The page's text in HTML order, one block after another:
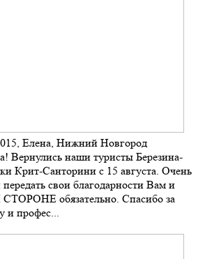
Елена, Нижний Новгород
Вернулись наши туристы Березина-
Крит-Санторини с 15 августа. Очень
свои благодарности Вам и
обязательно. Спасибо за
и профес...